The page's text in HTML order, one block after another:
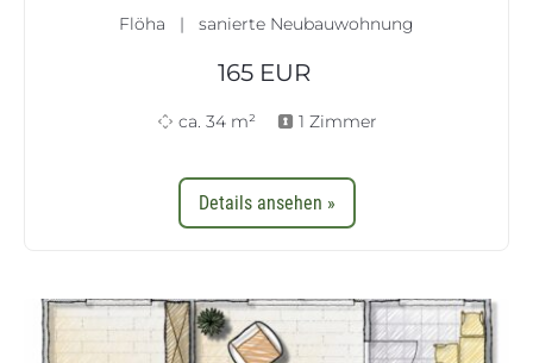
Flöha | sanierte Neubauwohnung
165EUR
ca. 34 m² 1 Zimmer
Details ansehen »